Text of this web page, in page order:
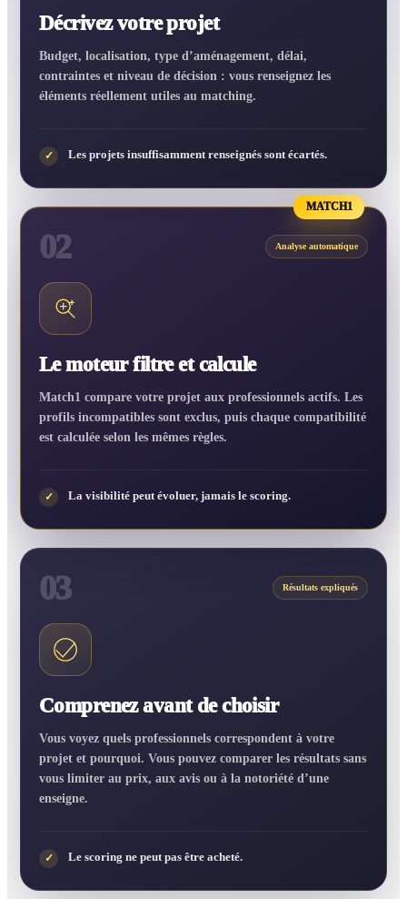
Décrivez votre projet
Budget, localisation, type d’aménagement, délai,
contraintes et niveau de décision : vous renseignez les
éléments réellement utiles au matching.
✓ Les projets insuffisamment renseignés sont écartés.
MATCH1
02 Analyse automatique
Le moteur filtre et calcule
Match1 compare votre projet aux professionnels actifs. Les
profils incompatibles sont exclus, puis chaque compatibilité
est calculée selon les mêmes règles.
✓ La visibilité peut évoluer, jamais le scoring.
03 Résultats expliqués
Comprenez avant de choisir
Vous voyez quels professionnels correspondent à votre
projet et pourquoi. Vous pouvez comparer les résultats sans
vous limiter au prix, aux avis ou à la notoriété d’une
enseigne.
✓ Le scoring ne peut pas être acheté.